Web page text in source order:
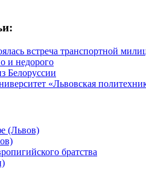
встреча транспортной
и недорого
Белоруссии
«Львовская
(Львов)
братства